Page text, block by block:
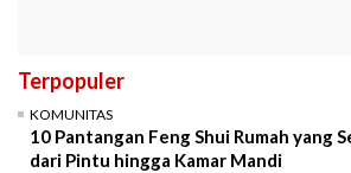
Terpopuler
KOMUNITAS
10 Pantangan Feng Shui Rumah yang
dari Pintu hingga Kamar Mandi